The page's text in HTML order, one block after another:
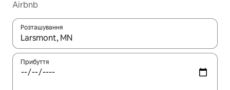
Airbnb
Розташування
Отримавши результати пошуку, використовуйте для
Прибуття